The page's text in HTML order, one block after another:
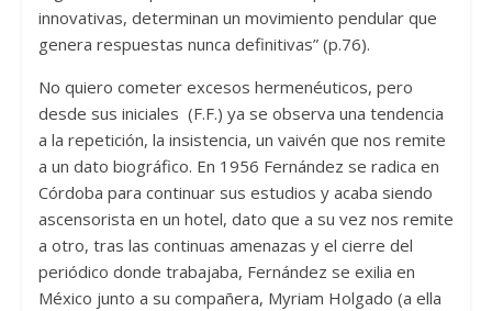
innovativas, determinan un movimiento pendular que
genera respuestas nunca definitivas” (p.76).
No quiero cometer excesos hermenéuticos, pero
desde sus iniciales (F.F.) ya se observa una tendencia
a la repetición, la insistencia, un vaivén que nos remite
a un dato biográfico. En 1956 Fernández se radica en
Córdoba para continuar sus estudios y acaba siendo
ascensorista en un hotel, dato que a su vez nos remite
a otro, tras las continuas amenazas y el cierre del
periódico donde trabajaba, Fernández se exilia en
México junto a su compañera, Myriam Holgado (a ella